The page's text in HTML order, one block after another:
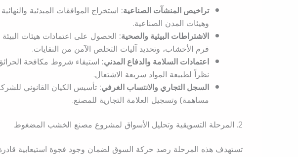
تراخيص المنشآت الصناعية: استخراج الموافقات المبدئية
وهيئات المدن الصناعية.
الاشتراطات البيئية والصحية: الحصول على اعتمادات هيئات البيئة
فرم الأخشاب، وتحديد آليات التخلص الآمن من النفايات.
اعتمادات السلامة والدفاع المدني: استيفاء شروط مكافحة
نظراً لطبيعة المواد سريعة الاشتعال.
السجل التجاري والانتساب الغرفي: تأسيس الكيان القانوني
مساهمة) وتسجيل العلامة التجارية للمصنع.
2. المرحلة التسويقية وتحليل الأسواق لمشروع مصنع الخشب المضغوط
تستهدف هذه المرحلة رصد حركة السوق لضمان وجود فجوة استيعابية